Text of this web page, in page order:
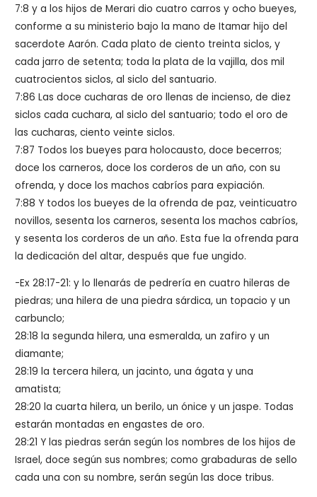
7:8 y a los hijos de Merari dio cuatro carros y ocho bueyes,
conforme a su ministerio bajo la mano de Itamar hijo del
sacerdote Aarón. Cada plato de ciento treinta siclos, y
cada jarro de setenta; toda la plata de la vajilla, dos mil
cuatrocientos siclos, al siclo del santuario.
7:86 Las doce cucharas de oro llenas de incienso, de diez
siclos cada cuchara, al siclo del santuario; todo el oro de
las cucharas, ciento veinte siclos.
7:87 Todos los bueyes para holocausto, doce becerros;
doce los carneros, doce los corderos de un año, con su
ofrenda, y doce los machos cabríos para expiación.
7:88 Y todos los bueyes de la ofrenda de paz, veinticuatro
novillos, sesenta los carneros, sesenta los machos cabríos,
y sesenta los corderos de un año. Esta fue la ofrenda para
la dedicación del altar, después que fue ungido.
-Ex 28:17-21: y lo llenarás de pedrería en cuatro hileras de
piedras; una hilera de una piedra sárdica, un topacio y un
carbunclo;
28:18 la segunda hilera, una esmeralda, un zafiro y un
diamante;
28:19 la tercera hilera, un jacinto, una ágata y una
amatista;
28:20 la cuarta hilera, un berilo, un ónice y un jaspe. Todas
estarán montadas en engastes de oro.
28:21 Y las piedras serán según los nombres de los hijos de
Israel, doce según sus nombres; como grabaduras de sello
cada una con su nombre, serán según las doce tribus.